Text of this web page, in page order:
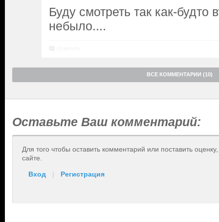
Буду смотреть так как-будто
небыло....
ВСЕ КОММЕНТАРИИ (10)
Оставьте Ваш комментарий:
Для того чтобы оставить комментарий или поставить
сайте.
Вход | Регистрация